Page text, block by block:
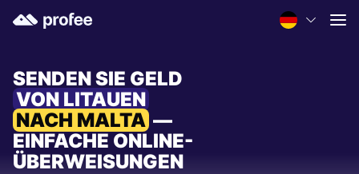
SENDEN SIE GELD
VON LITAUEN
NACH MALTA —
EINFACHE ONLINE-
ÜBERWEISUNGEN